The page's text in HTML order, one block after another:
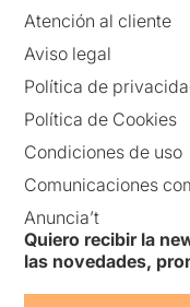
Atención al cliente
Aviso legal
Política de
Política de Cookies
Condiciones de uso
Comunicaciones
Anuncia’t
Quiero recibir la
las novedades,